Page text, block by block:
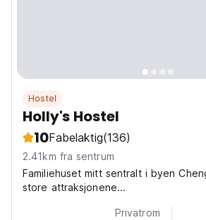
Hostel
Holly's Hostel
10Fabelaktig(136)
2.41km fra sentrum
Familiehuset mitt sentralt i byen
store attraksjonene...
Privatrom